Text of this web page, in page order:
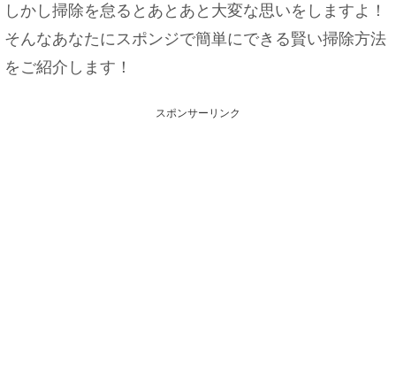
しかし掃除を怠るとあとあと大変な思いをしますよ！
そんなあなたにスポンジで簡単にできる賢い掃除方法
をご紹介します！
スポンサーリンク